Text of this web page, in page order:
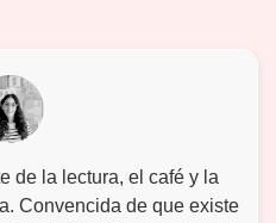
de la lectura, el café y la
Convencida de que existe